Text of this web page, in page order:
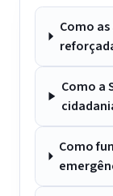
Como
Como a
Como